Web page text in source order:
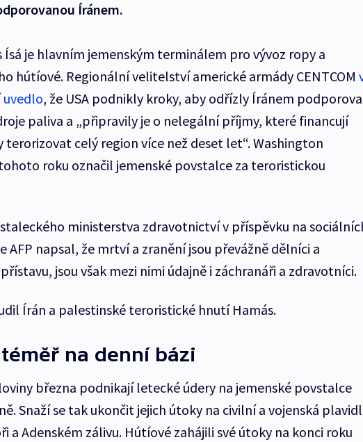
Íránem.
Ísá je hlavním jemenským terminálem pro vývoz ropy a
hútíové. Regionální velitelství americké armády CENTCOM
, že USA podnikly kroky, aby odřízly Íránem
paliva a „připravily je o nelegální příjmy, které financují
terorizovat celý region více než deset let“. Washington
roku označil jemenské povstalce za teroristickou
ministerstva zdravotnictví v příspěvku na
AFP napsal, že mrtví a zranění jsou převážně dělníci a
jsou však mezi nimi údajně i záchranáři a zdravotníci.
Írán a palestinské teroristické hnutí Hamás.
na denní bázi
března podnikají letecké údery na jemenské povstalce
Snaží se tak ukončit jejich útoky na civilní a vojenská
a Adenském zálivu. Hútíové zahájili své útoky na konci roku